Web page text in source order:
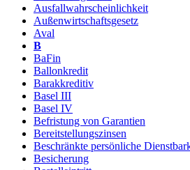
Ausfallwahrscheinlichkeit
Außenwirtschaftsgesetz
Aval
B
BaFin
Ballonkredit
Barakkreditiv
Basel III
Basel IV
Befristung von Garantien
Bereitstellungszinsen
Beschränkte persönliche
Besicherung